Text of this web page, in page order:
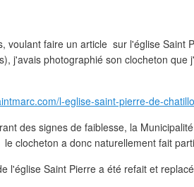
voulant faire un article sur l'église Saint
j'avais photographié son clocheton que
l-eglise-saint-pierre-de-
des signes de faiblesse, la
clocheton a donc naturellement fait